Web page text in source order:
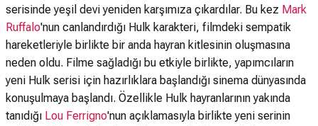
serisinde yeşil devi yeniden karşımıza çıkardılar. Bu kez Mark
Ruffalo'nun canlandırdığı Hulk karakteri, filmdeki sempatik
hareketleriyle birlikte bir anda hayran kitlesinin oluşmasına
neden oldu. Filme sağladığı bu etkiyle birlikte, yapımcıların
yeni Hulk serisi için hazırlıklara başlandığı sinema dünyasında
konuşulmaya başlandı. Özellikle Hulk hayranlarının yakında
tanıdığı Lou Ferrigno'nun açıklamasıyla birlikte yeni serinin